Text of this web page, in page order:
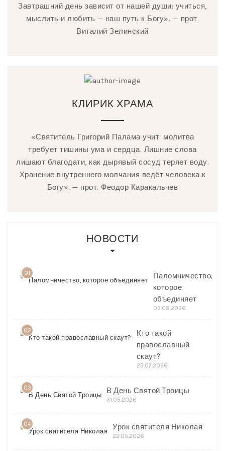
Завтрашний день зависит от нашей души: учиться,
мыслить и любить — наш путь к Богу». — прот.
Виталий Зелинский
КЛИРИК ХРАМА
«Святитель Григорий Палама учит: молитва
требует тишины ума и сердца. Лишние слова
лишают благодати, как дырявый сосуд теряет воду.
Хранение внутреннего молчания ведёт человека к
Богу». — прот. Феодор Каракальчев
НОВОСТИ
01
Паломничество,
которое
объединяет
03.08.2026
02
Кто такой
православный
скаут?
23.07.2026
03 В День Святой Троицы
31.05.2026
04 Урок святителя Николая
22.05.2026